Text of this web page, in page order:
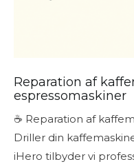
Reparation af
espressomaskiner
☕ Reparation af
Driller din
iHero tilbyder vi